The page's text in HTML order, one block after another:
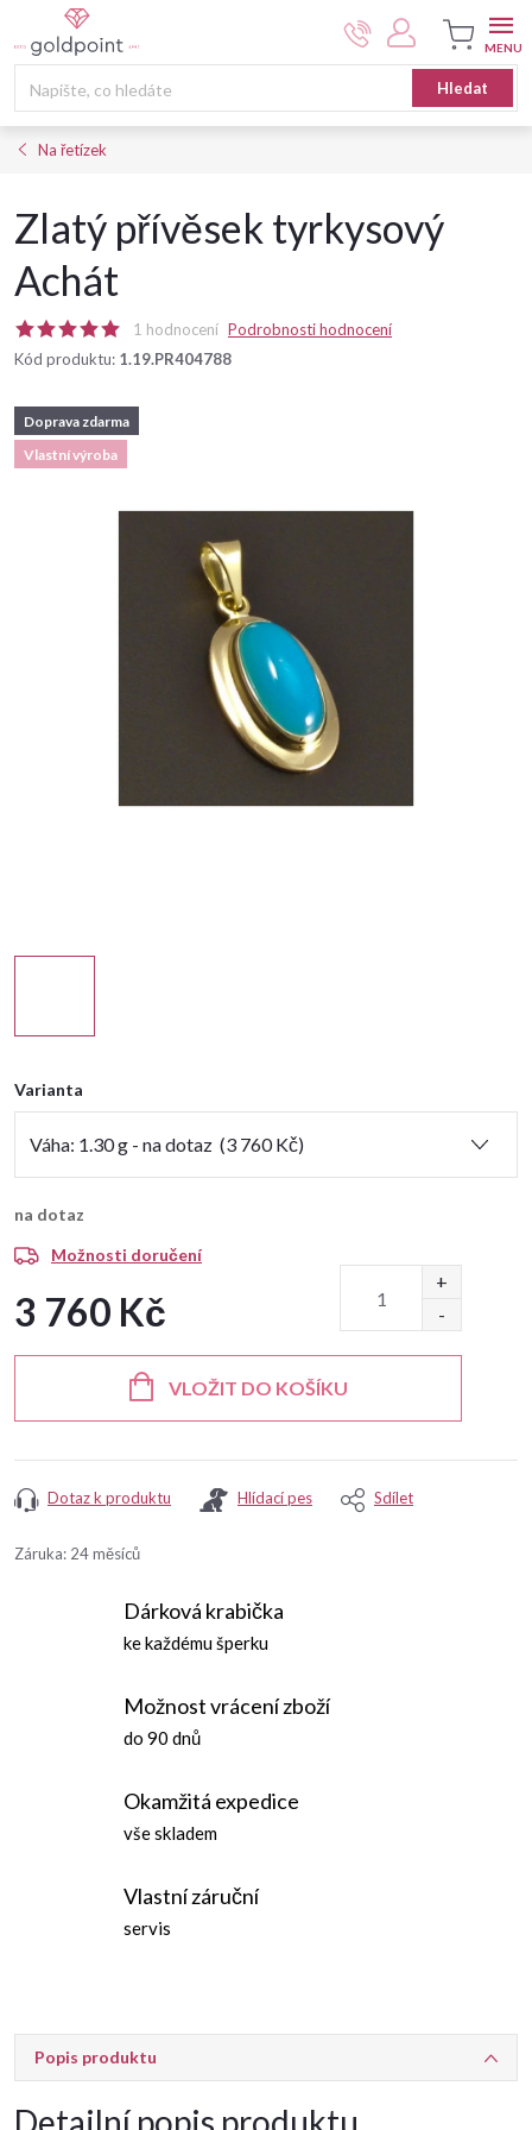
na
Hledat
Nákupní
košík
Na řetízek
Zlatý přívěsek tyrkysový
Achát
1 hodnocení Podrobnosti hodnocení
Kód produktu: 1.19.PR404788
Doprava zdarma
Vlastní výroba
Varianta
na dotaz
Možnosti doručení
3 760 Kč
VLOŽIT DO KOŠÍKU
Dotaz k produktu Hlídací pes Sdílet
Záruka: 24 měsíců
Dárková krabička
ke každému šperku
Možnost vrácení zboží
do 90 dnů
Okamžitá expedice
vše skladem
Vlastní záruční
servis
Popis produktu
Detailní popis produktu